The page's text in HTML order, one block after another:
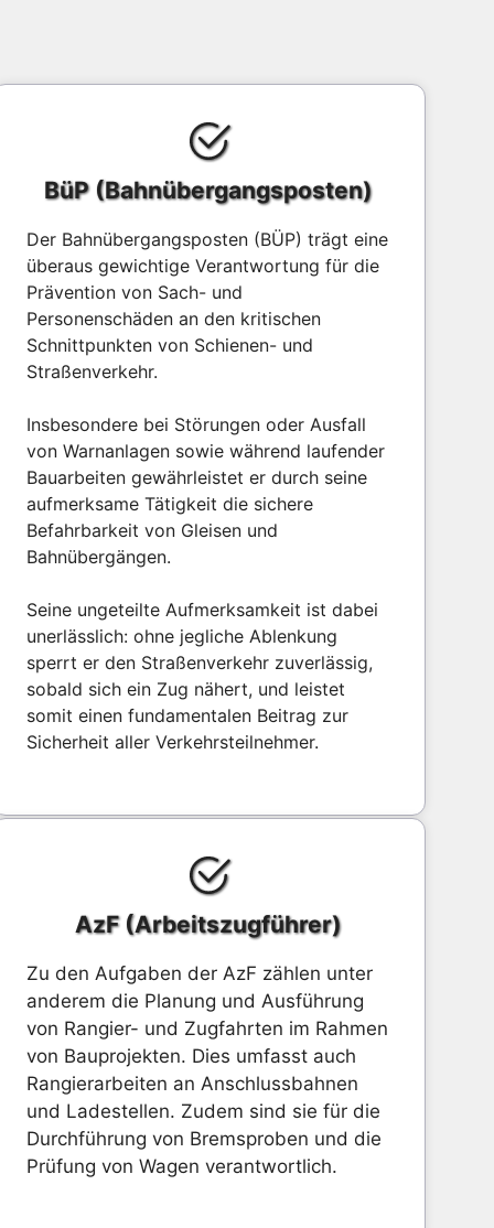
BüP (Bahnübergangsposten)
Der Bahnübergangsposten (BÜP) trägt eine
überaus gewichtige Verantwortung für die
Prävention von Sach- und
Personenschäden an den kritischen
Schnittpunkten von Schienen- und
Straßenverkehr.
Insbesondere bei Störungen oder Ausfall
von Warnanlagen sowie während laufender
Bauarbeiten gewährleistet er durch seine
aufmerksame Tätigkeit die sichere
Befahrbarkeit von Gleisen und
Bahnübergängen.
Seine ungeteilte Aufmerksamkeit ist dabei
unerlässlich: ohne jegliche Ablenkung
sperrt er den Straßenverkehr zuverlässig,
sobald sich ein Zug nähert, und leistet
somit einen fundamentalen Beitrag zur
Sicherheit aller Verkehrsteilnehmer.
AzF (Arbeitszugführer)
Zu den Aufgaben der AzF zählen unter
anderem die Planung und Ausführung
von Rangier- und Zugfahrten im Rahmen
von Bauprojekten. Dies umfasst auch
Rangierarbeiten an Anschlussbahnen
und Ladestellen. Zudem sind sie für die
Durchführung von Bremsproben und die
Prüfung von Wagen verantwortlich.